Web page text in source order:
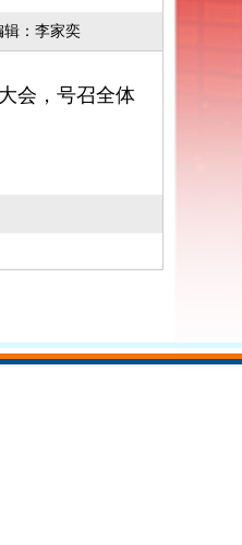
辑：李家奕
会，号召全体